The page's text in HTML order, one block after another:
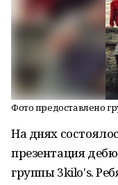
Фото предоставлено
На днях
презентация
группы 3kilo's.